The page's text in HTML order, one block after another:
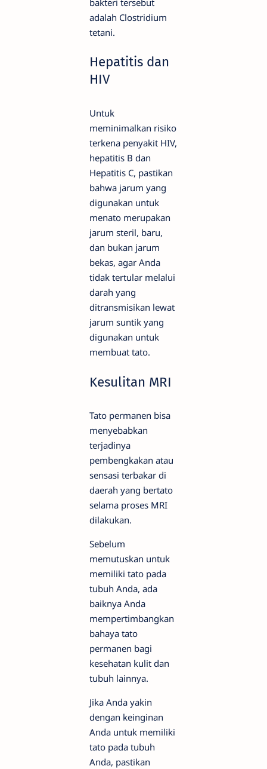
bakteri tersebut
adalah Clostridium
tetani.
Hepatitis dan
HIV
Untuk
meminimalkan risiko
terkena penyakit HIV,
hepatitis B dan
Hepatitis C, pastikan
bahwa jarum yang
digunakan untuk
menato merupakan
jarum steril, baru,
dan bukan jarum
bekas, agar Anda
tidak tertular melalui
darah yang
ditransmisikan lewat
jarum suntik yang
digunakan untuk
membuat tato.
Kesulitan MRI
Tato permanen bisa
menyebabkan
terjadinya
pembengkakan atau
sensasi terbakar di
daerah yang bertato
selama proses MRI
dilakukan.
Sebelum
memutuskan untuk
memiliki tato pada
tubuh Anda, ada
baiknya Anda
mempertimbangkan
bahaya tato
permanen bagi
kesehatan kulit dan
tubuh lainnya.
Jika Anda yakin
dengan keinginan
Anda untuk memiliki
tato pada tubuh
Anda, pastikan